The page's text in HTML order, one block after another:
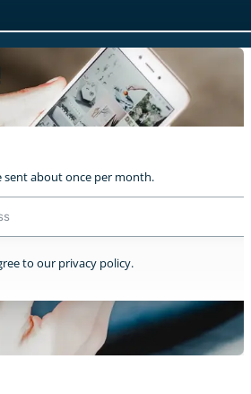
tun (Schengen Lyzeum
sent about once per month.
to our privacy policy.